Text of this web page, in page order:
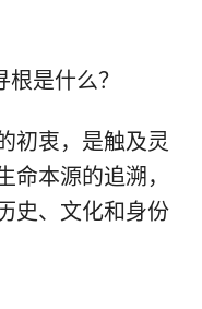
是什么？
初衷，是触及灵
命本源的追溯，
史、文化和身份